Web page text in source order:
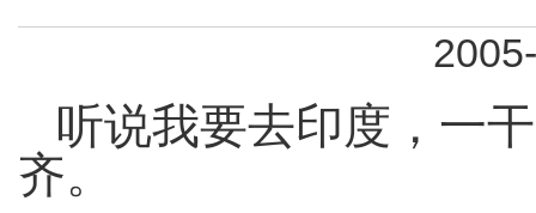
听说我要去印度，一
齐。